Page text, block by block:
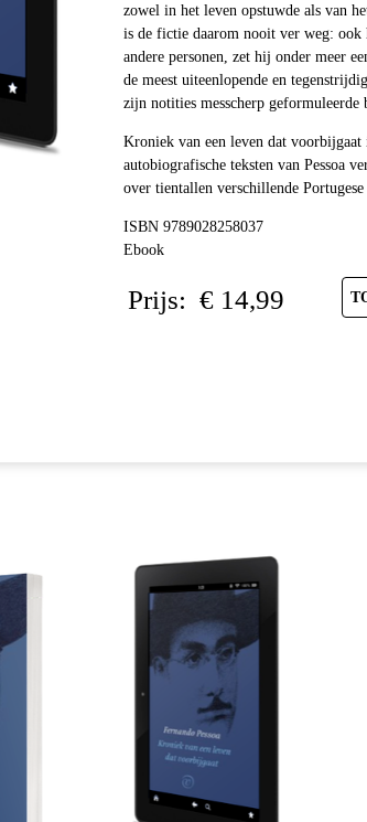
zowel in het leven opstuwde als van
is de fictie daarom nooit ver weg:
andere personen, zet hij onder meer
de meest uiteenlopende en
zijn notities messcherp geformuleerde
Kroniek van een leven dat voorbijgaat
autobiografische teksten van Pessoa
over tientallen verschillende Portugese
ISBN 9789028258037
Ebook
Prijs: € 14,99